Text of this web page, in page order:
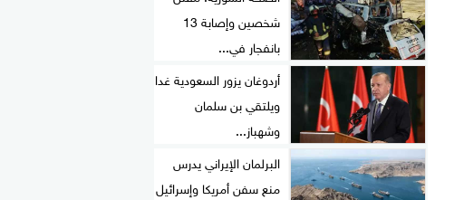
شخصين وإصابة 13
بانفجار في...
أردوغان يزور السعودية غدا
ويلتقي بن سلمان
وشهباز...
البرلمان الإيراني يدرس
منع سفن أمريكا وإسرائيل